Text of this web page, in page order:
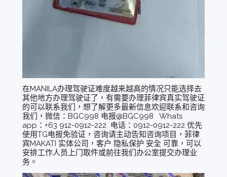
在MANILA办理驾驶证难度越来越高的情况只能选择去
其他地方办理驾驶证了，有需要办理菲律宾真实驾驶证
的可以联系我们，想了解更多最新信息欢迎联系和咨询
我们，微信：BGC998 电报@BGC998 Whats
app：+63 912-0912-222 电话：0912-0912-222 优先
使用TG电报免验证，咨询请主动告知咨询项目，菲律
宾MAKATI 实体公司，客户 隐私保护 安全 可靠，可以
安排工作人员上门取件或前往我们办公室提交办理业
务。